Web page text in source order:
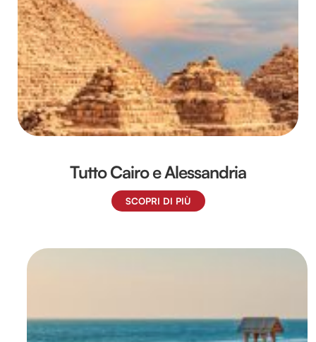
Tutto Cairo e Alessandria
SCOPRI DI PIÙ